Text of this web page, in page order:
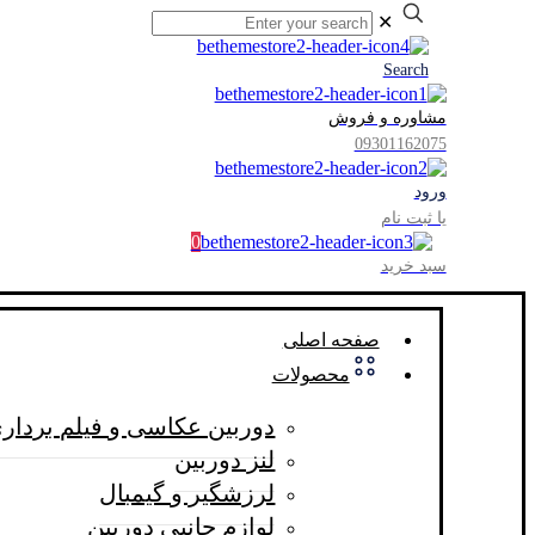
✕
Search
مشاوره و فروش
09301162075
ورود
یا ثبت نام
0
سبد خرید
صفحه اصلی
محصولات
دوربین عکاسی و فیلم
لنز دوربین
لرزشگیر و گیمبال
لوازم جانبی دوربین